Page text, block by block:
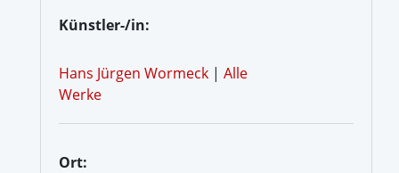
Künstler-/in:
Hans Jürgen Wormeck | Alle
Werke
Ort: